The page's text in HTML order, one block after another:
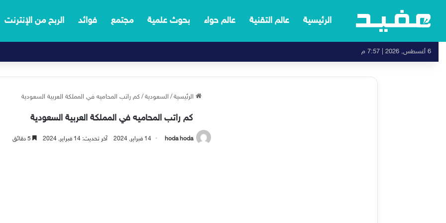
الرئيسية عالم التقنية عالم حواء بحوث علمية مجتمع فوائد الربح من الإنترنت
6 أغسطس, 2026 | 7:57 م
الرئيسية/ السعودية/كم راتب المحاميه في المملكة العربية السعودية
كم راتب المحاميه في المملكة العربية السعودية
hoda hoda 14 فبراير, 2024 آخر تحديث: 14 فبراير, 2024